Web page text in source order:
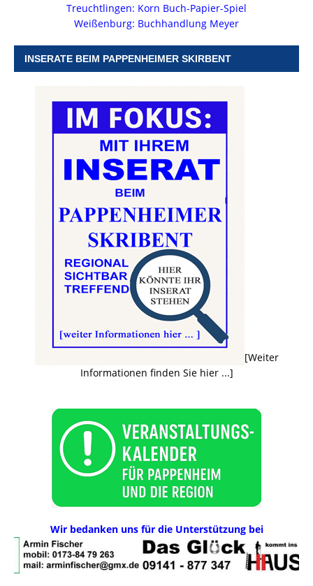
Treuchtlingen: Korn Buch-Papier-Spiel
Weißenburg: Buchhandlung Meyer
INSERATE BEIM PAPPENHEIMER SKIRBENT
[Weiter
Informationen finden Sie hier ...]
Wir bedanken uns für die Unterstützung bei